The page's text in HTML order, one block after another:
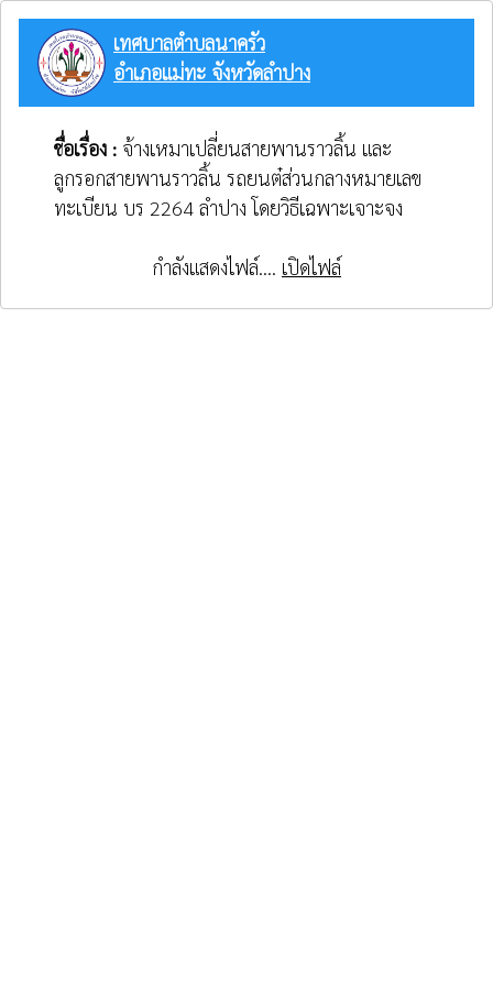
เทศบาลตำบลนาครัว
อำเภอแม่ทะ จังหวัดลำปาง
ชื่อเรื่อง : จ้างเหมาเปลี่ยนสายพานราวลิ้น และ
ลูกรอกสายพานราวลิ้น รถยนต๋ส่วนกลางหมายเลข
ทะเบียน บร 2264 ลำปาง โดยวิธีเฉพาะเจาะจง
กำลังแสดงไฟล์.... เปิดไฟล์